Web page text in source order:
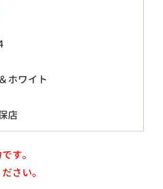
ホワイト
店
す。
さい。